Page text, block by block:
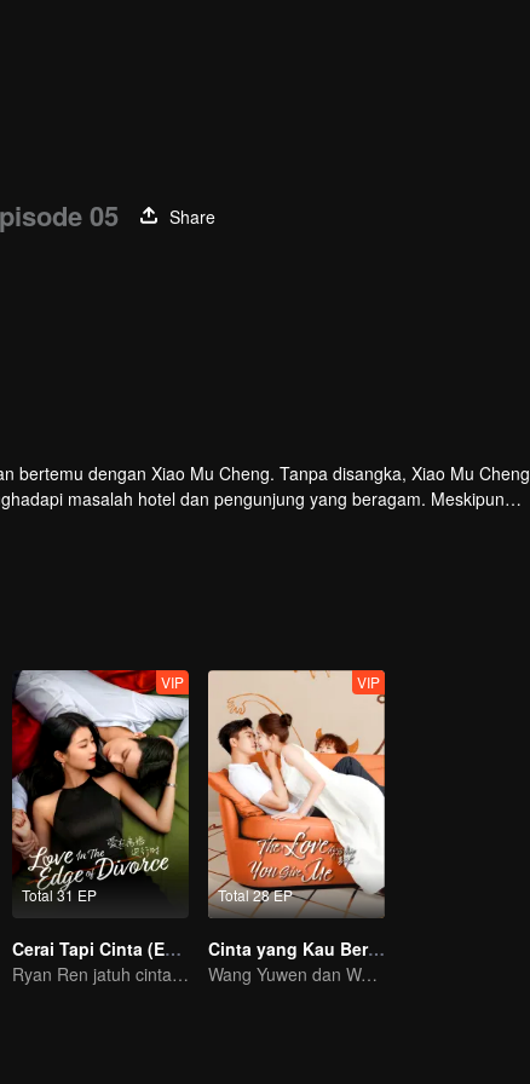
05
Share
bertemu dengan Xiao Mu Cheng. Tanpa disangka, Xiao Mu Cheng
masalah hotel dan pengunjung yang beragam. Meskipun
Total 31 EP
VIP
Cerai Tapi Cinta (English Ver.)
Ryan Ren jatuh cinta setelah gugat cerai Istrinya?!
Total 28 EP
VIP
Cinta yang Kau Berikan (English Ver.)
Wang Yuwen dan Wang Ziqi Kembali Berpasangan